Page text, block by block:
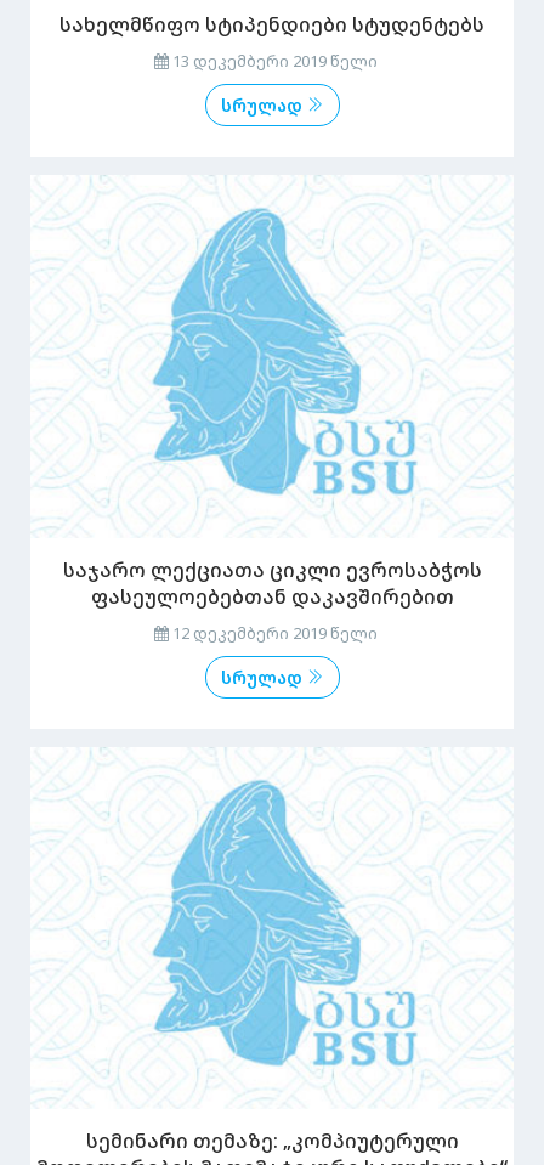
სახელმწიფო სტიპენდიები სტუდენტებს
13 დეკემბერი 2019 წელი
სრულად
საჯარო ლექციათა ციკლი ევროსაბჭოს
ფასეულოებებთან დაკავშირებით
12 დეკემბერი 2019 წელი
სრულად
სემინარი თემაზე: „კომპიუტერული